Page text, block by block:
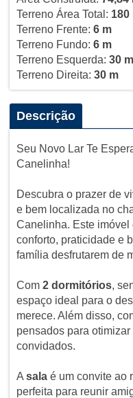
Terreno Área Total: 180
Terreno Frente: 6 m
Terreno Fundo: 6 m
Terreno Esquerda: 30 m
Terreno Direita: 30 m
Descrição
Seu Novo Lar Te
Canelinha!
Descubra o prazer de
e bem localizada no
Canelinha. Este imóvel
conforto, praticidade e
família desfrutarem de
Com 2 dormitórios,
espaço ideal para o
merece. Além disso,
pensados para
convidados.
A salaé um convite ao
perfeita para reunir